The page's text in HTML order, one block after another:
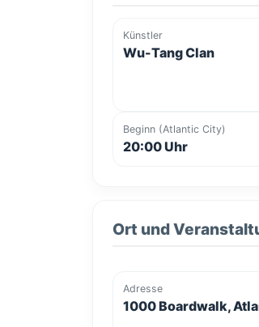
Künstler
Wu-Tang Clan
Beginn (Atlantic City)
20:00 Uhr
Ort und
Adresse
1000 Boardwalk,